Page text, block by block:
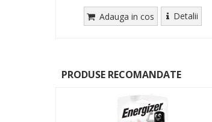
Adauga in cos Detalii
PRODUSE RECOMANDATE